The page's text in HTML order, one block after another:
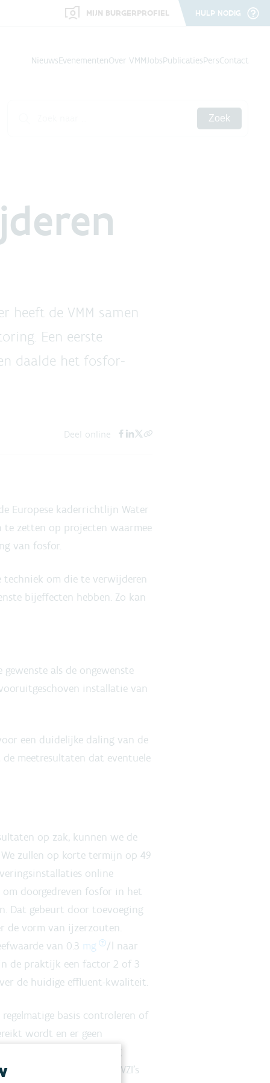
MIJN BURGERPROFIEL HULP NODIG
NieuwsEvenementenOver VMMJobsPublicatiesPersContact
Zoek
heeft de VMM samen
Een eerste
daalde het fosfor-
Deel online
Europese kaderrichtlijn Water
te zetten op projecten waarmee
van fosfor.
techniek om die te verwijderen
bijeffecten hebben. Zo kan
als de ongewenste
installatie van
een duidelijke daling van de
meetresultaten dat eventuele
op zak, kunnen we de
zullen op korte termijn op 49
online
doorgedreven fosfor in het
Dat gebeurt door toevoeging
de vorm van ijzerzouten.
van 0.3 mg
/l naar
de praktijk een factor 2 of 3
de huidige effluent-kwaliteit.
basis controleren of
wordt en er geen
nog eens op de RWZI’s